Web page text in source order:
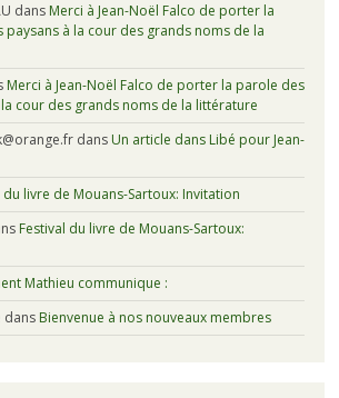
dans Merci à Jean-Noël Falco de porter la
paysans à la cour des grands noms de la
Merci à Jean-Noël Falco de porter la parole des
cour des grands noms de la littérature
dans Un article dans Libé pour Jean-
du livre de Mouans-Sartoux: Invitation
Festival du livre de Mouans-Sartoux:
Mathieu communique :
dans Bienvenue à nos nouveaux membres